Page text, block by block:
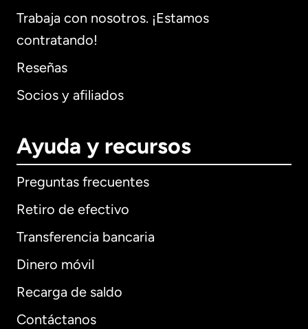
Trabaja con nosotros. ¡Estamos
contratando!
Reseñas
Socios y afiliados
Ayuda y recursos
Preguntas frecuentes
Retiro de efectivo
Transferencia bancaria
Dinero móvil
Recarga de saldo
Contáctanos